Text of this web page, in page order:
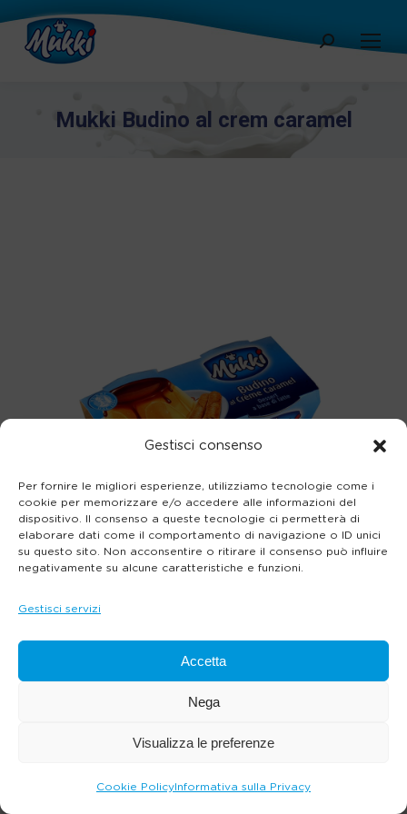
Gestisci consenso
Per fornire le migliori esperienze, utilizziamo tecnologie come i
cookie per memorizzare e/o accedere alle informazioni del
dispositivo. Il consenso a queste tecnologie ci permetterà di
elaborare dati come il comportamento di navigazione o ID unici
su questo sito. Non acconsentire o ritirare il consenso può influire
negativamente su alcune caratteristiche e funzioni.
Gestisci servizi
Accetta
Nega
Visualizza le preferenze
Cookie PolicyInformativa sulla Privacy
Cerca:
Mukki Budino al crem caramel